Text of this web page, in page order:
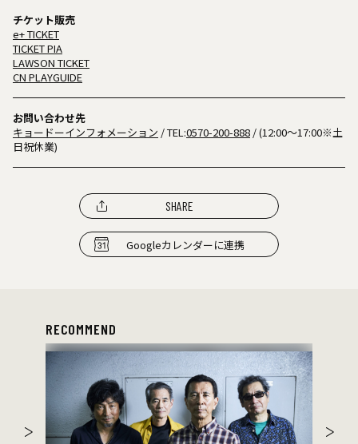
チケット販売
e+ TICKET
TICKET PIA
LAWSON TICKET
CN PLAYGUIDE
お問い合わせ先
キョードーインフォメーション / TEL:0570-200-888 / (12:00〜17:00※土
日祝休業)
SHARE
Googleカレンダーに連携
RECOMMEND